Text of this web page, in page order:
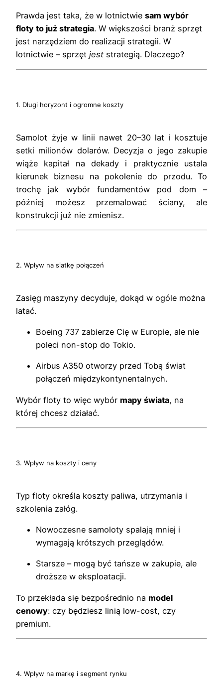
Prawda jest taka, że w lotnictwie sam wybór
floty to już strategia. W większości branż sprzęt
jest narzędziem do realizacji strategii. W
lotnictwie – sprzęt jest strategią. Dlaczego?
1. Długi horyzont i ogromne koszty
Samolot żyje w linii nawet 20–30 lat i kosztuje
setki milionów dolarów. Decyzja o jego zakupie
wiąże kapitał na dekady i praktycznie ustala
kierunek biznesu na pokolenie do przodu. To
trochę jak wybór fundamentów pod dom –
później możesz przemalować ściany, ale
konstrukcji już nie zmienisz.
2. Wpływ na siatkę połączeń
Zasięg maszyny decyduje, dokąd w ogóle można
latać.
Boeing 737 zabierze Cię w Europie, ale nie
poleci non-stop do Tokio.
Airbus A350 otworzy przed Tobą świat
połączeń międzykontynentalnych.
Wybór floty to więc wybór mapy świata, na
której chcesz działać.
3. Wpływ na koszty i ceny
Typ floty określa koszty paliwa, utrzymania i
szkolenia załóg.
Nowoczesne samoloty spalają mniej i
wymagają krótszych przeglądów.
Starsze – mogą być tańsze w zakupie, ale
droższe w eksploatacji.
To przekłada się bezpośrednio na model
cenowy: czy będziesz linią low-cost, czy
premium.
4. Wpływ na markę i segment rynku